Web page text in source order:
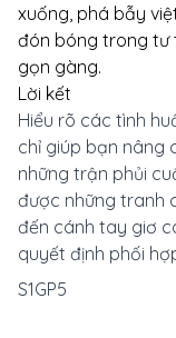
xuống, phá bẫy
đón bóng trong tư
gọn gàng.
Lời kết
Hiểu rõ các tình
chỉ giúp bạn nâng
những trận phủi
được những tranh
đến cánh tay giơ
quyết định phối
S1GP5